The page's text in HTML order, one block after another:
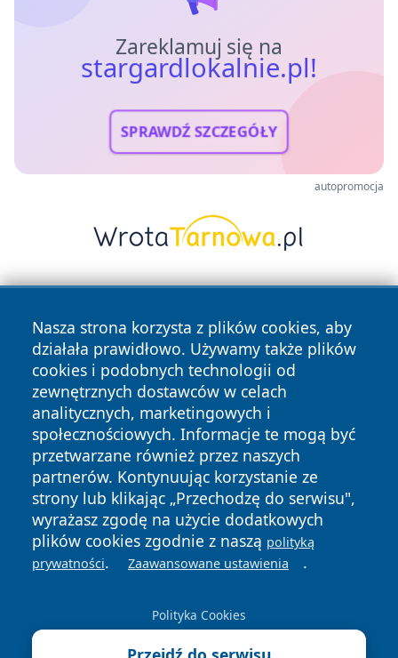
Zareklamuj się na
stargardlokalnie.pl!
SPRAWDŹ SZCZEGÓŁY
autopromocja
Nasza strona korzysta z plików cookies, aby
działała prawidłowo. Używamy także plików
cookies i podobnych technologii od
zewnętrznych dostawców w celach
analitycznych, marketingowych i
społecznościowych. Informacje te mogą być
przetwarzane również przez naszych
partnerów. Kontynuując korzystanie ze
strony lub klikając „Przechodzę do serwisu",
wyrażasz zgodę na użycie dodatkowych
plików cookies zgodnie z naszą polityką
prywatności. Zaawansowane ustawienia .
Polityka Cookies
Copyright © 2026 stargardlokalnie.pl Wszystkie prawa
zastrzeżone.
News Autorzy
Polityka
Prywatności
Polityka
Cookies